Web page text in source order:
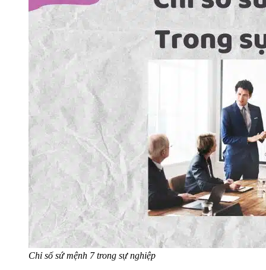
Chỉ số sứ mệnh 7 trong sự nghiệp